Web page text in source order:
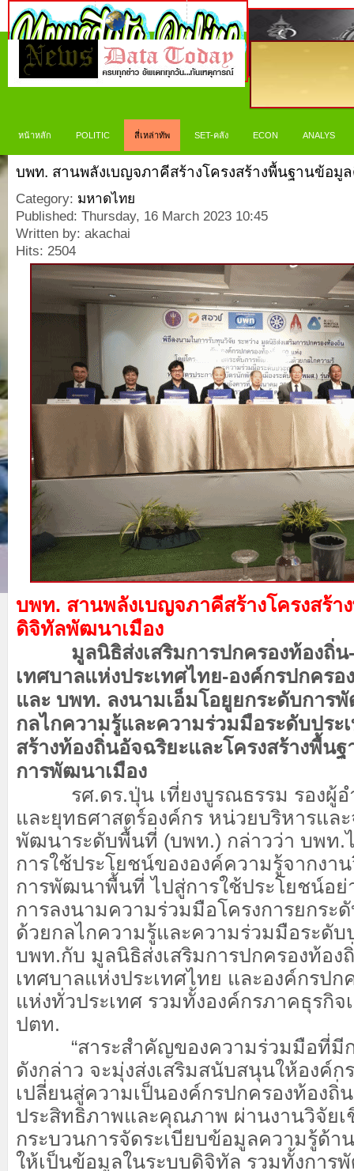
หน้าหลัก POLITIC สี่เหล่าทัพ SET-คลัง ECON ANALYS
บพท. สานพลังเบญจภาคีสร้างโครงสร้างพื้นฐานข้อมู
Category: มหาดไทย
Published: Thursday, 16 March 2023 10:45
Written by: akachai
Hits: 2504
บพท. สานพลังเบญจภาคีสร้างโครงสร้า
ดิจิทัลพัฒนาเมือง
มูลนิธิส่งเสริมการปกครองท้องถิ่น
เทศบาลแห่งประเทศไทย-องค์กรปกครอ
และ บพท. ลงนามเอ็มโอยูยกระดับการ
กลไกความรู้และความร่วมมือระดับประ
สร้างท้องถิ่นอัจฉริยะและโครงสร้างพื้น
การพัฒนาเมือง
รศ.ดร.ปุ่น เที่ยงบูรณธรรม รองผู้
และยุทธศาสตร์องค์กร หน่วยบริหารแล
พัฒนาระดับพื้นที่ (บพท.) กล่าวว่า บพท.
การใช้ประโยชน์ขององค์ความรู้จากงา
การพัฒนาพื้นที่ ไปสู่การใช้ประโยชน์อย่
การลงนามความร่วมมือโครงการยกร
ด้วยกลไกความรู้และความร่วมมือระดับ
บพท.กับ มูลนิธิส่งเสริมการปกครองท้อ
เทศบาลแห่งประเทศไทย และองค์กรปก
แห่งทั่วประเทศ รวมทั้งองค์กรภาคธุรกิจ
ปตท.
“สาระสำคัญของความร่วมมือที่มี
ดังกล่าว จะมุ่งส่งเสริมสนับสนุนให้องค์ก
เปลี่ยนสู่ความเป็นองค์กรปกครองท้องถิ่
ประสิทธิภาพและคุณภาพ ผ่านงานวิจัยเ
กระบวนการจัดระเบียบข้อมูลความรู้ด้
ให้เป็นข้อมูลในระบบดิจิทัล รวมทั้งการ